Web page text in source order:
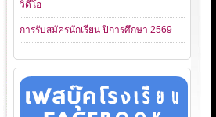
วิดีโอ
การรับสมัครนักเรียน ปีการศึกษา 2569